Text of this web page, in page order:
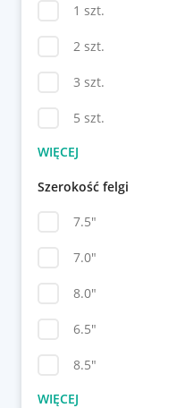
1 szt.
2 szt.
3 szt.
5 szt.
Szerokość felgi
7.5"
7.0"
8.0"
6.5"
8.5"